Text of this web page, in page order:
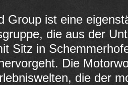
Group ist eine
die aus der
Sitz in
Die
die der